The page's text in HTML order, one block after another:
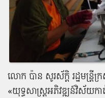
លោក ​ប៉ាន សូរ​ស័ក្តិ រដ្ឋមន្ត្រី
«យុទ្ធសាស្ត្រ​អភិវឌ្ឍន៍​វិស័យ​ក